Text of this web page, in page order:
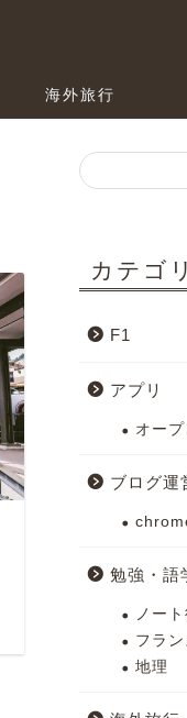
海外旅行
カテゴ
F1
アプリ
オー
ブログ運
勉強・語
ノー
フラ
地理